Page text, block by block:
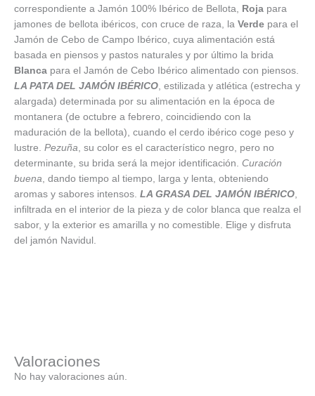
correspondiente a Jamón 100% Ibérico de Bellota, Roja para
jamones de bellota ibéricos, con cruce de raza, la Verde para el
Jamón de Cebo de Campo Ibérico, cuya alimentación está
basada en piensos y pastos naturales y por último la brida
Blanca para el Jamón de Cebo Ibérico alimentado con piensos.
LA PATA DEL JAMÓN IBÉRICO, estilizada y atlética (estrecha y
alargada) determinada por su alimentación en la época de
montanera (de octubre a febrero, coincidiendo con la
maduración de la bellota), cuando el cerdo ibérico coge peso y
lustre. Pezuña, su color es el característico negro, pero no
determinante, su brida será la mejor identificación. Curación
buena, dando tiempo al tiempo, larga y lenta, obteniendo
aromas y sabores intensos. LA GRASA DEL JAMÓN IBÉRICO,
infiltrada en el interior de la pieza y de color blanca que realza el
sabor, y la exterior es amarilla y no comestible. Elige y disfruta
del jamón Navidul.
Valoraciones
No hay valoraciones aún.